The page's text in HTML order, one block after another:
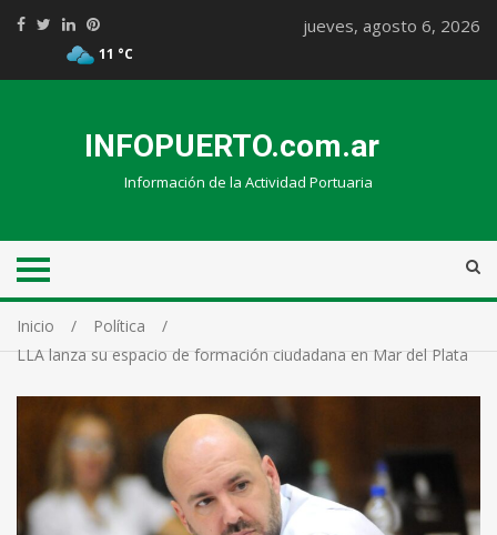
11 °C
jueves, agosto 6, 2026
INFOPUERTO.com.ar
Información de la Actividad Portuaria
Inicio
Política
LLA lanza su espacio de formación ciudadana en Mar del Plata